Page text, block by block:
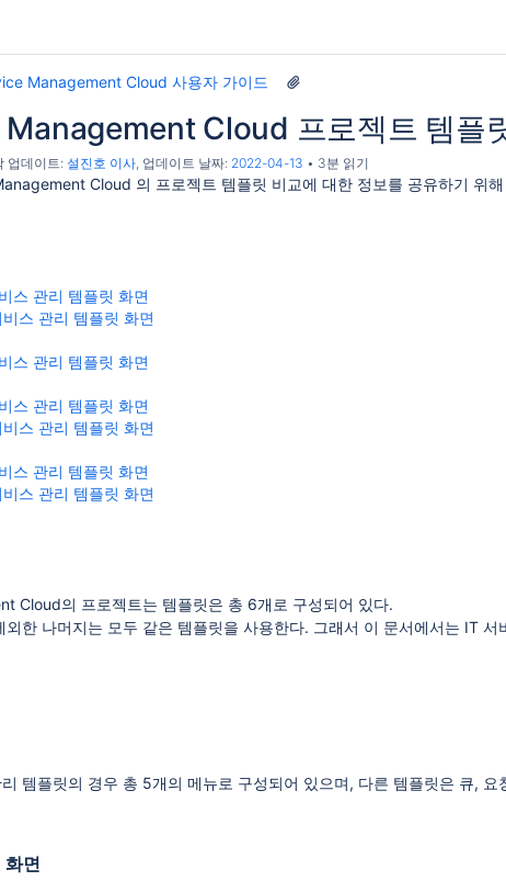
적용
케이션하기
Management Cloud 사용자 가이드
Cloud 프로젝트 템플
업데이트: 설진호 이사, 업데이트 날짜: 2022-04-13 3분 읽기
Cloud 의 프로젝트 템플릿 비교에 대한 정보를 공유하기 위
스 관리 템플릿 화면
스 관리 템플릿 화면
스 관리 템플릿 화면
스 관리 템플릿 화면
스 관리 템플릿 화면
스 관리 템플릿 화면
스 관리 템플릿 화면
Cloud의 프로젝트는 템플릿은 총 6개로 구성되어 있다.
외한 나머지는 모두 같은 템플릿을 사용한다. 그래서 이 문서에서는 IT
템플릿의 경우 총 5개의 메뉴로 구성되어 있으며, 다른 템플릿은 큐,
화면